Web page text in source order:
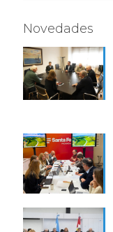
Novedades